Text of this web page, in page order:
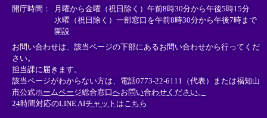
＞
＞
＞
開庁時間：
月曜から金曜（祝日除く）午前8時30分から午後5時15分
水曜（祝日除く）一部窓口を午前8時30分から午後7時まで
開設
お問い合わせは、該当ページの下部にあるお問い合わせから行ってくだ
さい。
担当課に届きます。
該当ページがわからない方は、電話0773-22-6111（代表）または福知山
市公式ホームページ総合窓口へお問い合わせください。
24時間対応のLINE AIチャットはこちら